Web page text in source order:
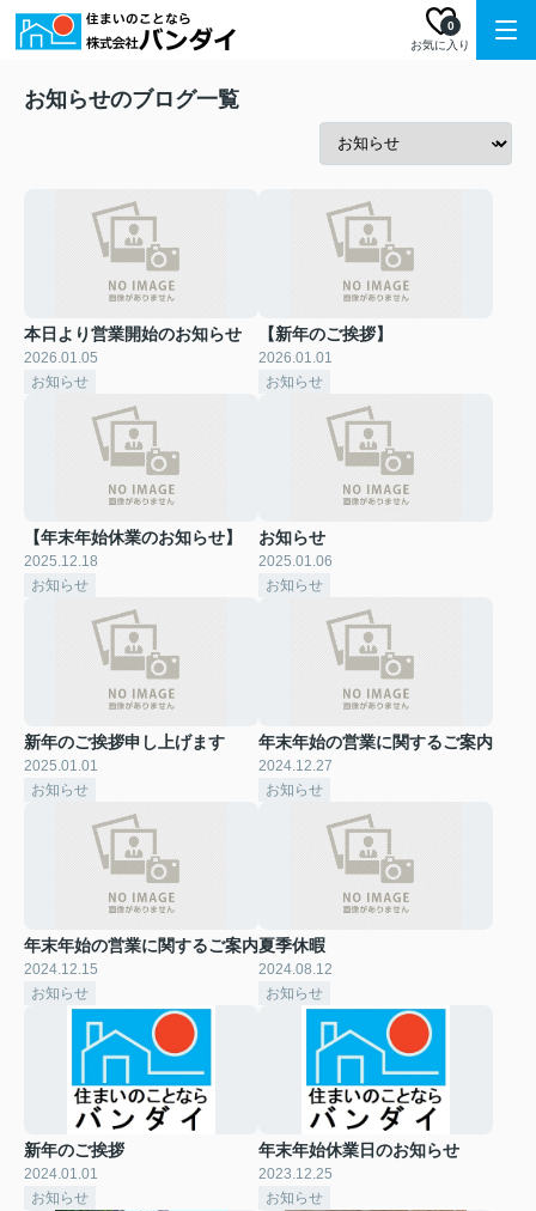
お気に入り
0
お知らせのブログ一覧
本日より営業開始のお知らせ
2026.01.05
お知らせ
【新年のご挨拶】
2026.01.01
お知らせ
【年末年始休業のお知らせ】
2025.12.18
お知らせ
お知らせ
2025.01.06
お知らせ
新年のご挨拶申し上げます
2025.01.01
お知らせ
年末年始の営業に関するご案内
2024.12.27
お知らせ
年末年始の営業に関するご案内
2024.12.15
お知らせ
夏季休暇
2024.08.12
お知らせ
新年のご挨拶
2024.01.01
お知らせ
年末年始休業日のお知らせ
2023.12.25
お知らせ